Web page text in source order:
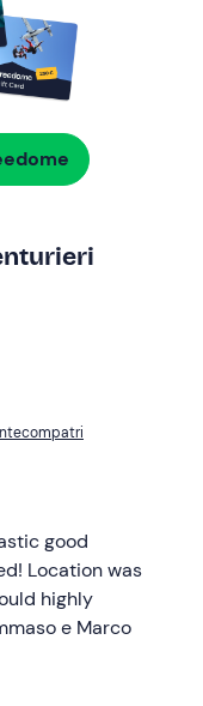
good
Location was
highly
e Marco